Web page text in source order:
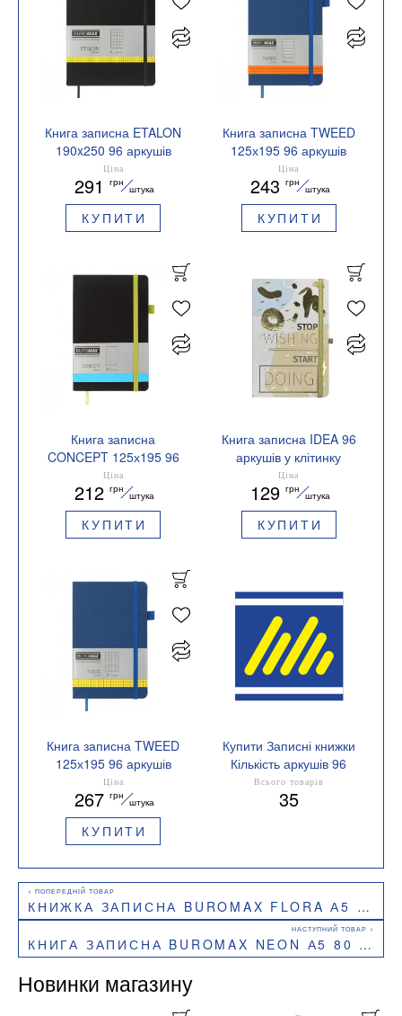
Книга записна ETALON
190x250 96 аркушів
клітинка BUROMAX
BM.292160
Ціна
291 грн
штука
КУПИТИ
Книга записна TWEED
125х195 96 аркушів
лінія BUROMAX
BM.291263
Ціна
243 грн
штука
КУПИТИ
Книга записна
CONCEPT 125х195 96
аркушів крапка
BUROMAX BM.291362
Ціна
212 грн
штука
КУПИТИ
Книга записна IDEA 96
аркушів у клітинку
136х207 мм BUROMAX
BM.255104
Ціна
129 грн
штука
КУПИТИ
Книга записна TWEED
125х195 96 аркушів
клітинка BUROMAX
BM.291163
Ціна
267 грн
штука
КУПИТИ
Купити Записні книжки
Кількість аркушів 96
Всього товарів
35
КНИЖКА ЗАПИСНА BUROMAX FLORA А5 96 АРК КЛІТИНКА BM.255118-10
КНИГА ЗАПИСНА BUROMAX NEON А5 80 АРК КЛІТИНКА BM.24822180
Новинки магазину